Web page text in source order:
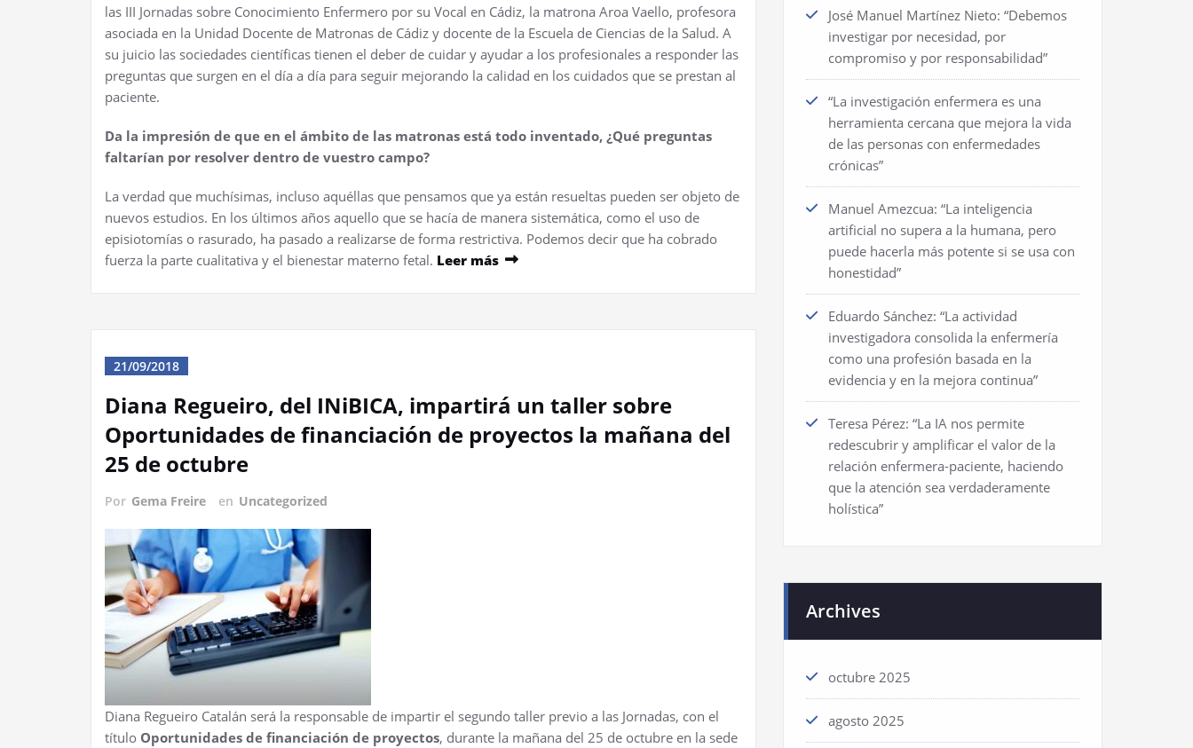
las III Jornadas sobre Conocimiento Enfermero por su Vocal en Cádiz, la matrona Aroa Vaello, profesora
asociada en la Unidad Docente de Matronas de Cádiz y docente de la Escuela de Ciencias de la Salud. A
su juicio las sociedades científicas tienen el deber de cuidar y ayudar a los profesionales a responder las
preguntas que surgen en el día a día para seguir mejorando la calidad en los cuidados que se prestan al
paciente.
Da la impresión de que en el ámbito de las matronas está todo inventado, ¿Qué preguntas
faltarían por resolver dentro de vuestro campo?
La verdad que muchísimas, incluso aquéllas que pensamos que ya están resueltas pueden ser objeto de
nuevos estudios. En los últimos años aquello que se hacía de manera sistemática, como el uso de
episiotomías o rasurado, ha pasado a realizarse de forma restrictiva. Podemos decir que ha cobrado
fuerza la parte cualitativa y el bienestar materno fetal. Leer más
21/09/2018
Diana Regueiro, del INiBICA, impartirá un taller sobre
Oportunidades de financiación de proyectos la mañana del
25 de octubre
Por Gema Freire en Uncategorized
Diana Regueiro Catalán será la responsable de impartir el segundo taller previo a las Jornadas, con el
título Oportunidades de financiación de proyectos, durante la mañana del 25 de octubre en la sede
José Manuel Martínez Nieto: “Debemos
investigar por necesidad, por
compromiso y por responsabilidad”
“La investigación enfermera es una
herramienta cercana que mejora la vida
de las personas con enfermedades
crónicas”
Manuel Amezcua: “La inteligencia
artificial no supera a la humana, pero
puede hacerla más potente si se usa con
honestidad”
Eduardo Sánchez: “La actividad
investigadora consolida la enfermería
como una profesión basada en la
evidencia y en la mejora continua”
Teresa Pérez: “La IA nos permite
redescubrir y amplificar el valor de la
relación enfermera-paciente, haciendo
que la atención sea verdaderamente
holística”
Archives
octubre 2025
agosto 2025